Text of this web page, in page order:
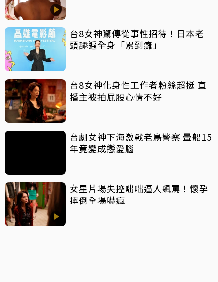
台8女神驚傳從事性招待！日本老
頭舔遍全身「累到癱」
台8女神化身性工作者粉絲超挺 直
播主被拍屁股心情不好
台劇女神下海激戰老鳥警察 暈船15
年竟變成戀愛腦
女星片場失控咄咄逼人飆罵！懷孕
摔倒全場嚇瘋